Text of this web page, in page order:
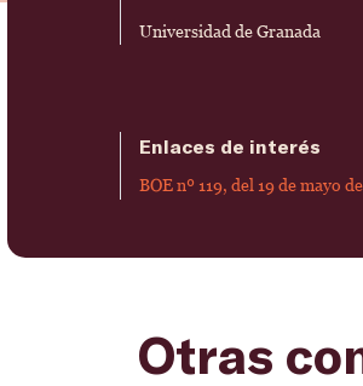
Universidad de Granada
Enlaces de interés
BOE nº 119, del 19 de mayo
Otras